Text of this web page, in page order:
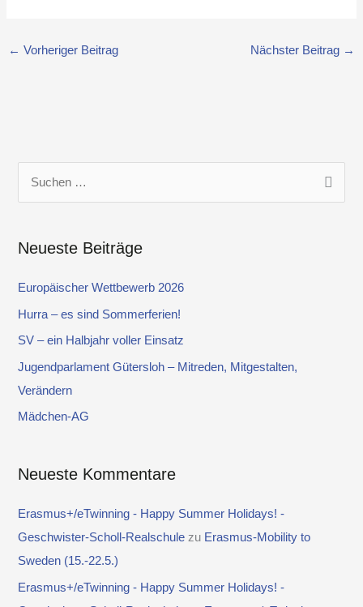
← Vorheriger Beitrag Nächster Beitrag →
h
e
c
h
:
Neueste Beiträge
Europäischer Wettbewerb 2026
Hurra – es sind Sommerferien!
SV – ein Halbjahr voller Einsatz
Jugendparlament Gütersloh – Mitreden, Mitgestalten,
Verändern
Mädchen-AG
Neueste Kommentare
Erasmus+/eTwinning - Happy Summer Holidays! -
Geschwister-Scholl-Realschule zu Erasmus-Mobility to
Sweden (15.-22.5.)
Erasmus+/eTwinning - Happy Summer Holidays! -